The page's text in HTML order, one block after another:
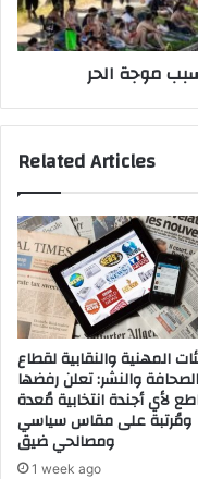
.
م
ل
ت
س
ج
ل
أ
ل
ف
و
ا
ة
0
0
ش
أ
و
ب
ا
ب
س
ب
م
ج
ة
Related Articles
المهنية والنقابية لقطاع
الصحافة والنشر: تعلن رفضها
لأي أجندة انتخابية مُعدة
ومُرتبة على مقاس سياسي
ومصالحي ضيق
1 week ago